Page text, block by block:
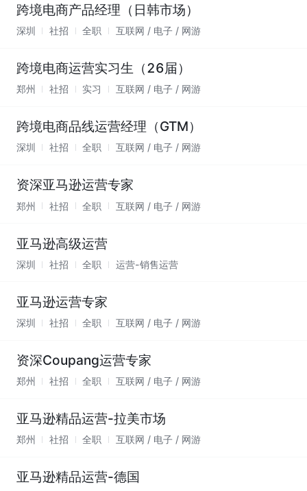
跨境电商产品经理（日韩市场）
深圳 社招 全职 互联网 / 电子 / 网游
跨境电商运营实习生（26届）
郑州 社招 实习 互联网 / 电子 / 网游
跨境电商品线运营经理（GTM）
深圳 社招 全职 互联网 / 电子 / 网游
资深亚马逊运营专家
郑州 社招 全职 互联网 / 电子 / 网游
亚马逊高级运营
深圳 社招 全职 运营-销售运营
亚马逊运营专家
深圳 社招 全职 互联网 / 电子 / 网游
资深Coupang运营专家
郑州 社招 全职 互联网 / 电子 / 网游
亚马逊精品运营-拉美市场
郑州 社招 全职 互联网 / 电子 / 网游
亚马逊精品运营-德国